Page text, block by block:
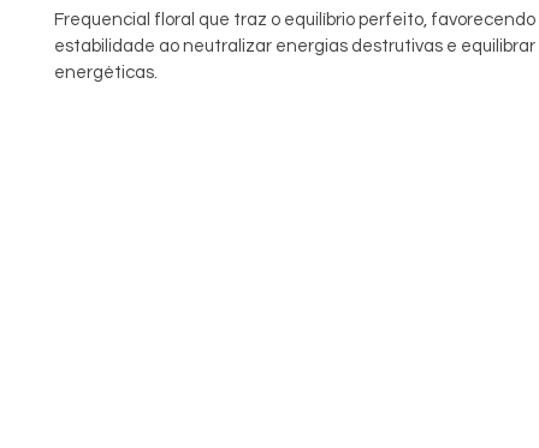
Frequencial floral que traz o equilíbrio perfeito,
estabilidade ao neutralizar energias destrutivas e
energéticas.